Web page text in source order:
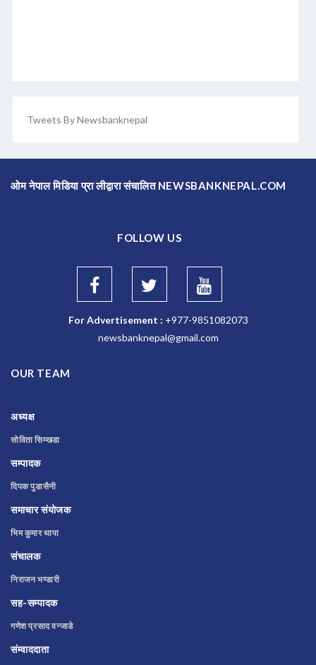
Tweets By Newsbanknepal
ओम नेपाल मिडिया प्रा लीद्वारा संचालित NEWSBANKNEPAL.COM
FOLLOW US
For Advertisement : +977-9851082073
newsbanknepal@gmail.com
OUR TEAM
अध्यक्ष
सोविता सिम्खडा
सम्पादक
दिपक पुडासैनी
समाचार संयोजक
भिम कुमार थापा
संचालक
निराजन भण्डारी
सह-सम्पादक
गणेश प्रसाद वन्जाडे
संम्वाददाता